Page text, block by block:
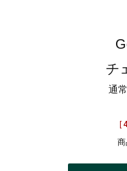
チ
通
[